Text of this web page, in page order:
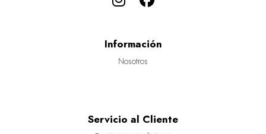
Información
Nosotros
Servicio al Cliente